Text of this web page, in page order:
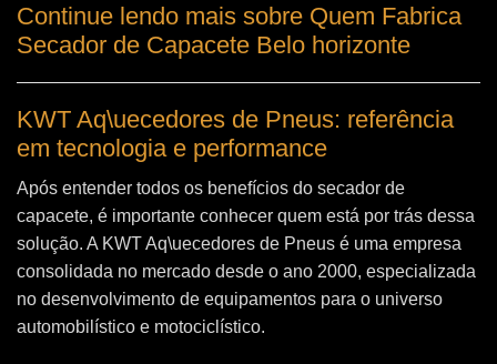
Continue lendo mais sobre Quem Fabrica
Secador de Capacete Belo horizonte
KWT Aq\uecedores de Pneus: referência
em tecnologia e performance
Após entender todos os benefícios do secador de
capacete, é importante conhecer quem está por trás dessa
solução. A KWT Aq\uecedores de Pneus é uma empresa
consolidada no mercado desde o ano 2000, especializada
no desenvolvimento de equipamentos para o universo
automobilístico e motociclístico.